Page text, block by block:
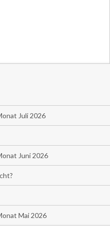
Juli 2026
Juni 2026
Mai 2026